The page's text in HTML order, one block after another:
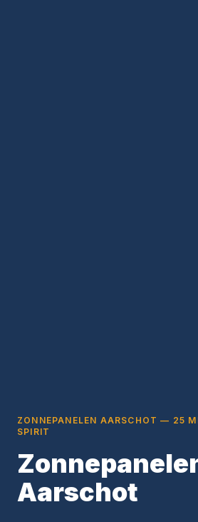
ZONNEPANELEN AARSCHOT — 25
SPIRIT
Aarschot